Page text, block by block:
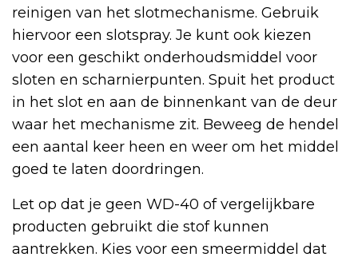
reinigen van het slotmechanisme. Gebruik
hiervoor een slotspray. Je kunt ook kiezen
voor een geschikt onderhoudsmiddel voor
sloten en scharnierpunten. Spuit het product
in het slot en aan de binnenkant van de deur
waar het mechanisme zit. Beweeg de hendel
een aantal keer heen en weer om het middel
goed te laten doordringen.
Let op dat je geen WD-40 of vergelijkbare
producten gebruikt die stof kunnen
aantrekken. Kies voor een smeermiddel dat